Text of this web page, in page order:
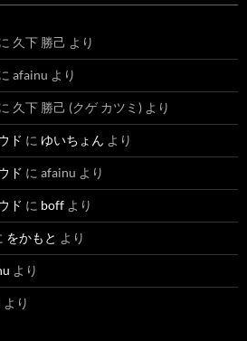
久下 勝己 より
afainu より
久下 勝己 (クゲ カツミ) より
ド に ゆいちょん より
ド に afainu より
ド に boff より
をかもと より
より
より